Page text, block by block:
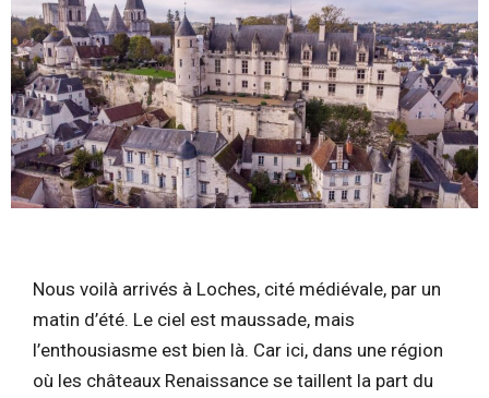
Nous voilà arrivés à Loches, cité médiévale, par un
matin d’été. Le ciel est maussade, mais
l’enthousiasme est bien là. Car ici, dans une région
où les châteaux Renaissance se taillent la part du